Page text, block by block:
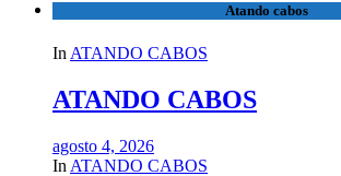
Atando cabos
In ATANDO CABOS
ATANDO CABOS
agosto 4, 2026
In ATANDO CABOS